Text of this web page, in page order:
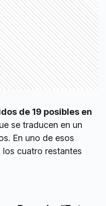
de 19 posibles en
se traducen en un
En uno de esos
cuatro restantes